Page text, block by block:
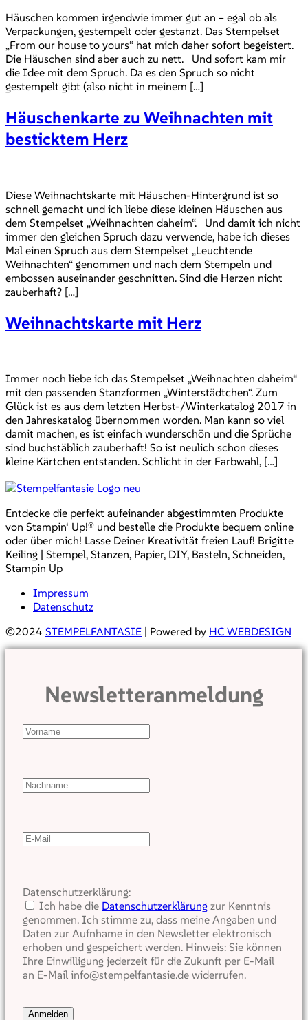
Häuschen kommen irgendwie immer gut an – egal ob als
Verpackungen, gestempelt oder gestanzt. Das Stempelset
„From our house to yours“ hat mich daher sofort begeistert.
Die Häuschen sind aber auch zu nett. Und sofort kam mir
die Idee mit dem Spruch. Da es den Spruch so nicht
gestempelt gibt (also nicht in meinem […]
Häuschenkarte zu Weihnachten mit
besticktem Herz
Diese Weihnachtskarte mit Häuschen-Hintergrund ist so
schnell gemacht und ich liebe diese kleinen Häuschen aus
dem Stempelset „Weihnachten daheim“. Und damit ich nicht
immer den gleichen Spruch dazu verwende, habe ich dieses
Mal einen Spruch aus dem Stempelset „Leuchtende
Weihnachten“ genommen und nach dem Stempeln und
embossen auseinander geschnitten. Sind die Herzen nicht
zauberhaft? […]
Weihnachtskarte mit Herz
Immer noch liebe ich das Stempelset „Weihnachten daheim“
mit den passenden Stanzformen „Winterstädtchen“. Zum
Glück ist es aus dem letzten Herbst-/Winterkatalog 2017 in
den Jahreskatalog übernommen worden. Man kann so viel
damit machen, es ist einfach wunderschön und die Sprüche
sind buchstäblich zauberhaft! So ist neulich schon dieses
kleine Kärtchen entstanden. Schlicht in der Farbwahl, […]
Entdecke die perfekt aufeinander abgestimmten Produkte
von Stampin‘ Up!® und bestelle die Produkte bequem online
oder über mich! Lasse Deiner Kreativität freien Lauf! Brigitte
Keiling | Stempel, Stanzen, Papier, DIY, Basteln, Schneiden,
Stampin Up
Impressum
Datenschutz
©2024 STEMPELFANTASIE | Powered by HC WEBDESIGN
Newsletteranmeldung
Datenschutzerklärung:
Ich habe die Datenschutzerklärung zur Kenntnis
genommen. Ich stimme zu, dass meine Angaben und
Daten zur Aufnhame in den Newsletter elektronisch
erhoben und gespeichert werden. Hinweis: Sie können
Ihre Einwilligung jederzeit für die Zukunft per E-Mail
an E-Mail info@stempelfantasie.de widerrufen.